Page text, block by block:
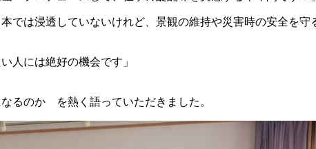
では浸透していないけれど、景観の維持や災害時の安全を
人には絶好の機会です」
るのか を熱く語っていただきました。